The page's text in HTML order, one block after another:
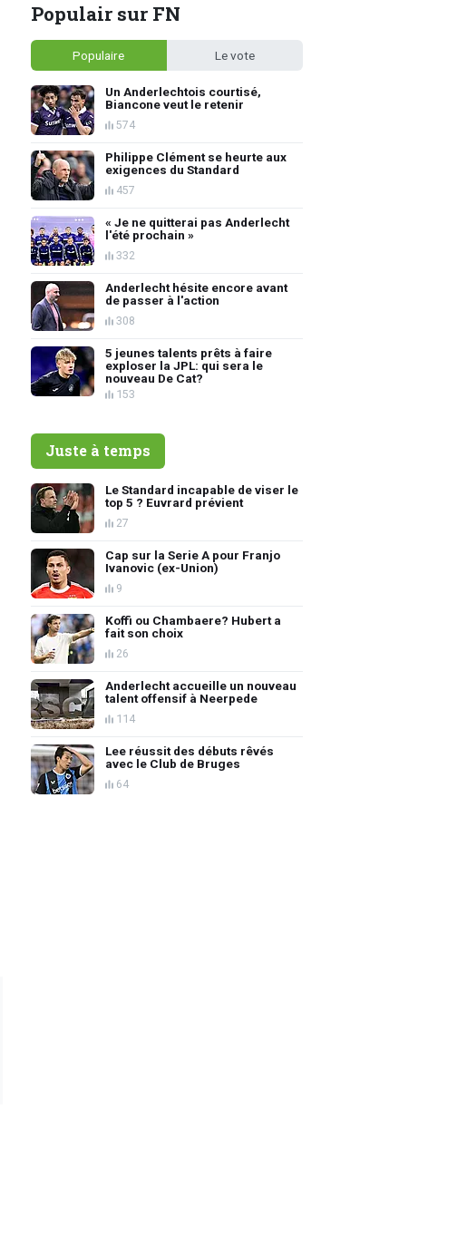
Populair sur FN
Populaire Le vote
Un Anderlechtois courtisé,
Biancone veut le retenir
574
Philippe Clément se heurte aux
exigences du Standard
457
« Je ne quitterai pas Anderlecht
l'été prochain »
332
Anderlecht hésite encore avant
de passer à l'action
308
5 jeunes talents prêts à faire
exploser la JPL: qui sera le
nouveau De Cat?
153
Juste à temps
Le Standard incapable de viser le
top 5 ? Euvrard prévient
27
Cap sur la Serie A pour Franjo
Ivanovic (ex-Union)
9
Koffi ou Chambaere? Hubert a
fait son choix
26
Anderlecht accueille un nouveau
talent offensif à Neerpede
114
Lee réussit des débuts rêvés
avec le Club de Bruges
64